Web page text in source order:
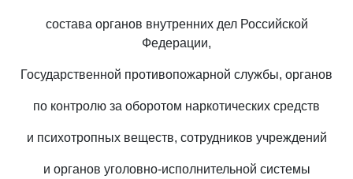
состава органов внутренних дел Российской
Федерации,
Государственной противопожарной службы, органов
по контролю за оборотом наркотических средств
и психотропных веществ, сотрудников учреждений
и органов уголовно-исполнительной системы